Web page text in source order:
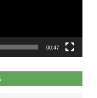
00:47